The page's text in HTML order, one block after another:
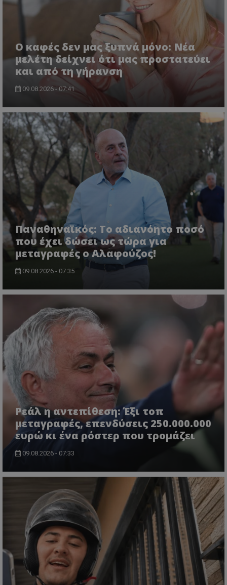
Ο καφές δεν μας ξυπνά μόνο: Νέα
μελέτη δείχνει ότι μας προστατεύει
και από τη γήρανση
09.08.2026 - 07:41
Παναθηναϊκός: Το αδιανόητο ποσό
που έχει δώσει ως τώρα για
μεταγραφές ο Αλαφούζος!
09.08.2026 - 07:35
Ρεάλ η αντεπίθεση: Έξι τοπ
μεταγραφές, επενδύσεις 250.000.000
ευρώ κι ένα ρόστερ που τρομάζει
09.08.2026 - 07:33